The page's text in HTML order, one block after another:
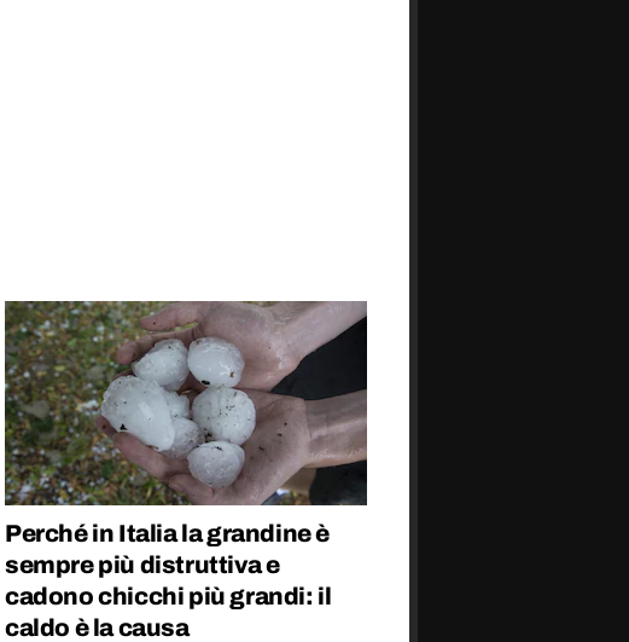
Perché in Italia la grandine è
sempre più distruttiva e
cadono chicchi più grandi: il
caldo è la causa